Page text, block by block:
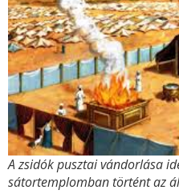
A zsidók pusztai vándorlása
sátortemplomban történt az